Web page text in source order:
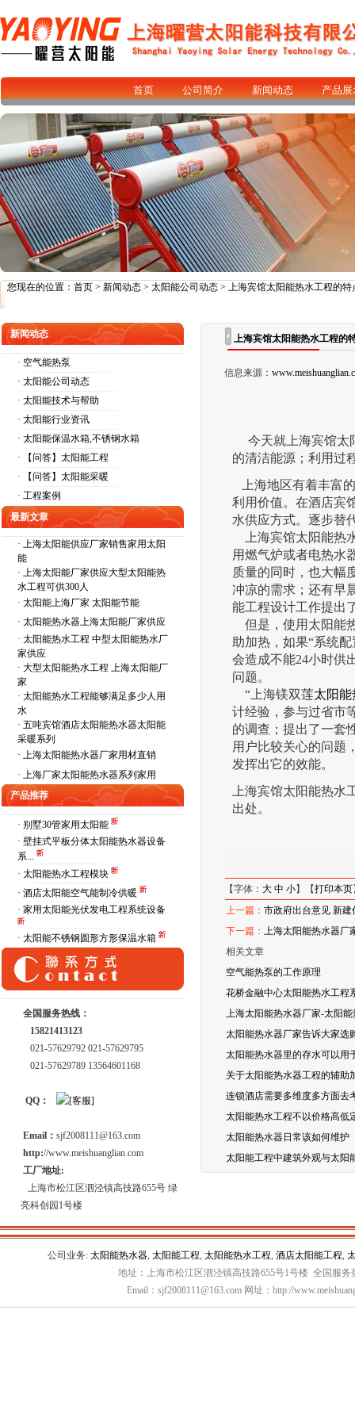
首页 公司简介 新闻动态 产品展
您现在的位置： 首页 > 新闻动态 > 太阳能公司动态 > 上海宾馆太阳能热水工程的特
新闻动态
· 空气能热泵
· 太阳能公司动态
· 太阳能技术与帮助
· 太阳能行业资讯
· 太阳能保温水箱,不锈钢水箱
· 【问答】太阳能工程
· 【问答】太阳能采暖
· 工程案例
最新文章
· 上海太阳能供应厂家销售家用太阳
能
· 上海太阳能厂家供应大型太阳能热
水工程可供300人
· 太阳能上海厂家 太阳能节能
· 太阳能热水器上海太阳能厂家供应
· 太阳能热水工程 中型太阳能热水厂
家供应
· 大型太阳能热水工程 上海太阳能厂
家
· 太阳能热水工程能够满足多少人用
水
· 五吨宾馆酒店太阳能热水器太阳能
采暖系列
· 上海太阳能热水器厂家用材直销
· 上海厂家太阳能热水器系列家用
产品推荐
· 别墅30管家用太阳能
· 壁挂式平板分体太阳能热水器设备
系...
· 太阳能热水工程模块
· 酒店太阳能空气能制冷供暖
· 家用太阳能光伏发电工程系统设备
· 太阳能不锈钢圆形方形保温水箱
全国服务热线：
15821413123
021-57629792 021-57629795
021-57629789 13564601168
QQ：
Email： sjf2008111@163.com
http://www.meishuanglian.com
工厂地址:
上海市松江区泗泾镇高技路655号 绿
亮科创园1号楼
上海宾馆太阳能热水工程的
信息来源：
今天就 上海宾馆
的清洁能源；利用过
上海地区有着丰富
利用价值。在酒店宾
水供应方式。逐步替
上海宾馆太阳能
用燃气炉或者电热水
质量的同时，也大幅
冲凉的需求；还有早
能工程设计工作提出
但是，使用太阳能
助加热，如果“系统
会造成不能24小时供
问题。
“上海镁双莲太阳
计经验，参与过省市
的调查；提出了一套
用户比较关心的问题
发挥出它的效能。
上海宾馆太阳能热
出处。
【字体：大 中 小】【打印本页
上一篇：市政府出台意见 新
下一篇：上海太阳能热水器厂
相关文章
空气能热泵的工作原理
花桥金融中心太阳能热水工程
上海太阳能热水器厂家-太阳
太阳能热水器厂家告诉大家选
太阳能热水器里的存水可以用
关于太阳能热水器工程的辅助
连锁酒店需要多维度多方面去
太阳能热水工程不以价格高低
太阳能热水器日常该如何维护
太阳能工程中建筑外观与太阳
公司业务: 太阳能热水器, 太阳能工程, 太阳能热水工程, 酒店太阳能工程,
地址：上海市松江区泗泾镇高技路655号1号楼 全国服务
Email：sjf2008111@163.com 网址：http://